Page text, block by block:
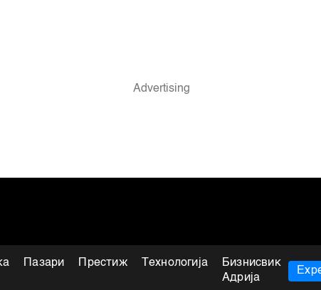
Пазари Престиж Технологија
Бизнисвик
Адрија